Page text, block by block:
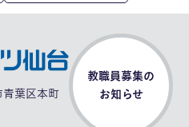
青葉区本町
教職員募集の
お知らせ